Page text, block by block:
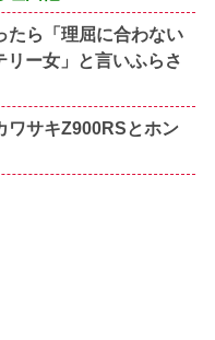
たら「理屈に合わない
ー女」と言いふらさ
ワサキZ900RSとホン